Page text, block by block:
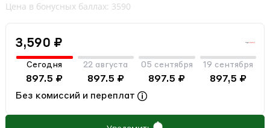
Цена в бонусных баллах: 3590
3,590 ₽
Сегодня
897.5 ₽
22 августа
897.5 ₽
05 сентября
897.5 ₽
19 сентября
897,5 ₽
Без комиссий и переплат